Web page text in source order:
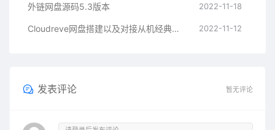
外链网盘源码5.3版本 2022-11-18
Cloudreve网盘搭建以及对接从机经典教程 2022-11-12
发表评论 暂无评论